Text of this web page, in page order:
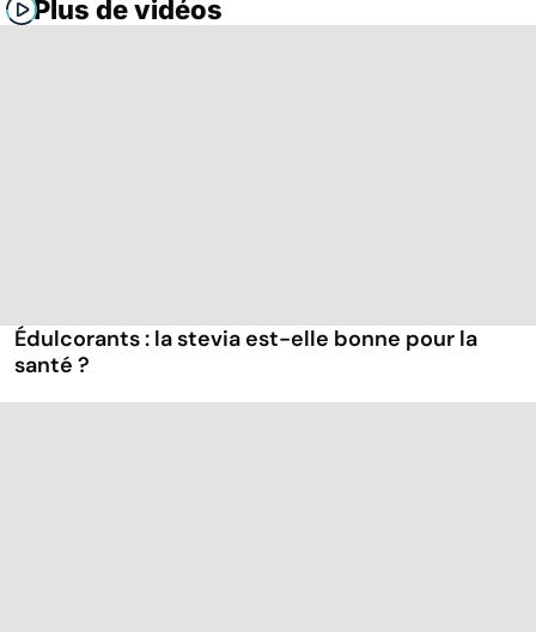
Plus de vidéos
Édulcorants : la stevia est-elle bonne pour la
santé ?